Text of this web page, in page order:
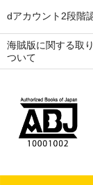
dアカウント2段階
海賊版に関する取
ついて